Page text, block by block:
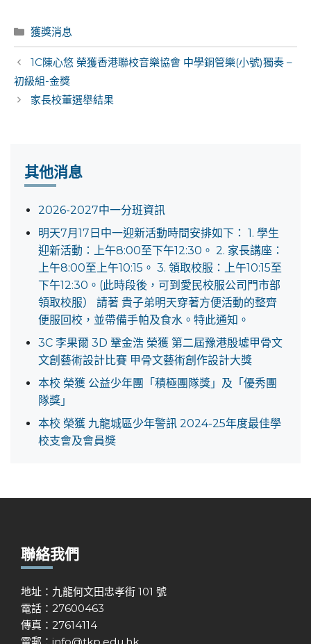
Categories
獲獎消息
Post
navigation
1C陳心悠 榮獲香港聯校音樂協會 中學銅管樂(小號)獨奏 –
初級組-金獎
家長校董選舉結果
其他消息
2026-2027中一分班資訊
明天7月17日中一迎新活動時間安排如下： 1. 學生
迎新活動：上午8:00至下午12:30。 2. 家長講座：
上午8:00至上午10:15。 3. 領取校服：上午10:15至
下午12:30。(此時段後，可到愛民校服公司門市部
領取校服） 請著 貴子弟明天穿著方便活動的整齊
便服回校，並帶備手帕及食水。特此通知。
3C 李果爾 3D 鞏金浩 榮獲 第二屆豫港殷墟甲骨文
文創藝術設計比賽 甲骨文藝術創作設計大獎
本校 榮獲 公益少年團「積極團隊獎」及「優秀團
隊獎」
本校 榮獲 九龍城區少年警訊 2024-25年度最佳學
校支會及會員獎
聯絡我們
地址：九龍何文田忠孝街 101 號
電話：27600463
傳真：27614114